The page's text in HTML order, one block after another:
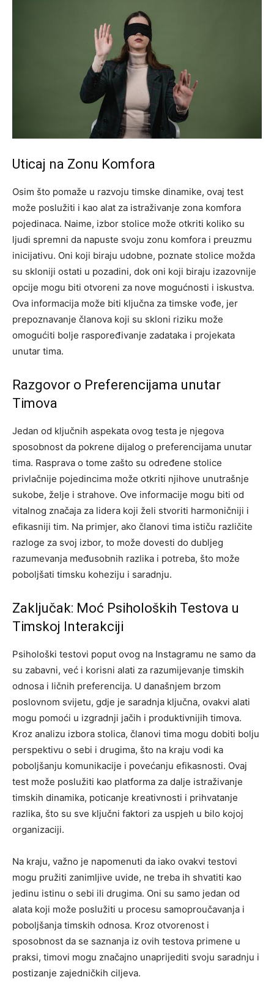
Uticaj na Zonu Komfora
Osim što pomaže u razvoju timske dinamike, ovaj test
može poslužiti i kao alat za istraživanje zona komfora
pojedinaca. Naime, izbor stolice može otkriti koliko su
ljudi spremni da napuste svoju zonu komfora i preuzmu
inicijativu. Oni koji biraju udobne, poznate stolice možda
su skloniji ostati u pozadini, dok oni koji biraju izazovnije
opcije mogu biti otvoreni za nove mogućnosti i iskustva.
Ova informacija može biti ključna za timske vođe, jer
prepoznavanje članova koji su skloni riziku može
omogućiti bolje raspoređivanje zadataka i projekata
unutar tima.
Razgovor o Preferencijama unutar
Timova
Jedan od ključnih aspekata ovog testa je njegova
sposobnost da pokrene dijalog o preferencijama unutar
tima. Rasprava o tome zašto su određene stolice
privlačnije pojedincima može otkriti njihove unutrašnje
sukobe, želje i strahove. Ove informacije mogu biti od
vitalnog značaja za lidera koji želi stvoriti harmoničniji i
efikasniji tim. Na primjer, ako članovi tima ističu različite
razloge za svoj izbor, to može dovesti do dubljeg
razumevanja međusobnih razlika i potreba, što može
poboljšati timsku koheziju i saradnju.
Zaključak: Moć Psiholoških Testova u
Timskoj Interakciji
Psihološki testovi poput ovog na Instagramu ne samo da
su zabavni, već i korisni alati za razumijevanje timskih
odnosa i ličnih preferencija. U današnjem brzom
poslovnom svijetu, gdje je saradnja ključna, ovakvi alati
mogu pomoći u izgradnji jačih i produktivnijih timova.
Kroz analizu izbora stolica, članovi tima mogu dobiti bolju
perspektivu o sebi i drugima, što na kraju vodi ka
poboljšanju komunikacije i povećanju efikasnosti. Ovaj
test može poslužiti kao platforma za dalje istraživanje
timskih dinamika, poticanje kreativnosti i prihvatanje
razlika, što su sve ključni faktori za uspjeh u bilo kojoj
organizaciji.
Na kraju, važno je napomenuti da iako ovakvi testovi
mogu pružiti zanimljive uvide, ne treba ih shvatiti kao
jedinu istinu o sebi ili drugima. Oni su samo jedan od
alata koji može poslužiti u procesu samoproučavanja i
poboljšanja timskih odnosa. Kroz otvorenost i
sposobnost da se saznanja iz ovih testova primene u
praksi, timovi mogu značajno unaprijediti svoju saradnju i
postizanje zajedničkih ciljeva.